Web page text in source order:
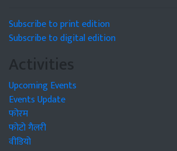
Subscribe to print edition
Subscribe to digital edition
Activities
Upcoming Events
Events Update
फोरम
फोटो गैलरी
वीडियो